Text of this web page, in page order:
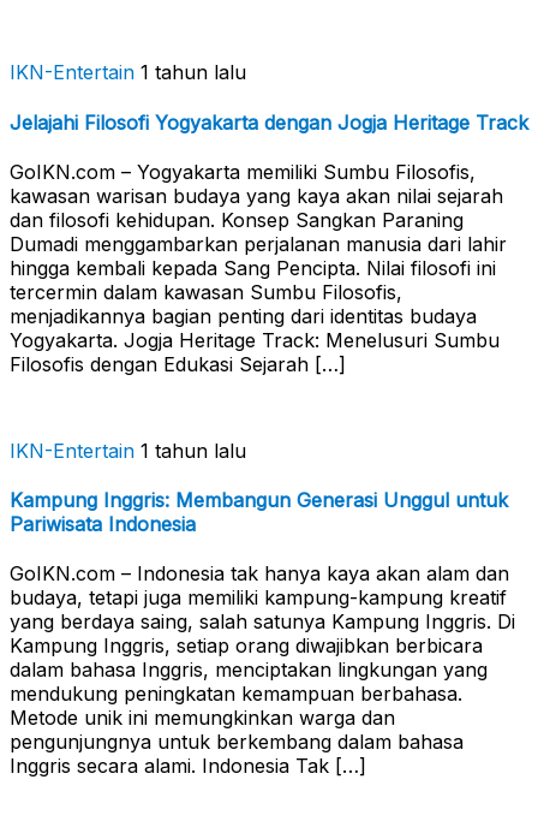
IKN-Entertain 1 tahun lalu
Jelajahi Filosofi Yogyakarta dengan Jogja Heritage Track
GoIKN.com – Yogyakarta memiliki Sumbu Filosofis,
kawasan warisan budaya yang kaya akan nilai sejarah
dan filosofi kehidupan. Konsep Sangkan Paraning
Dumadi menggambarkan perjalanan manusia dari lahir
hingga kembali kepada Sang Pencipta. Nilai filosofi ini
tercermin dalam kawasan Sumbu Filosofis,
menjadikannya bagian penting dari identitas budaya
Yogyakarta. Jogja Heritage Track: Menelusuri Sumbu
Filosofis dengan Edukasi Sejarah […]
IKN-Entertain 1 tahun lalu
Kampung Inggris: Membangun Generasi Unggul untuk
Pariwisata Indonesia
GoIKN.com – Indonesia tak hanya kaya akan alam dan
budaya, tetapi juga memiliki kampung-kampung kreatif
yang berdaya saing, salah satunya Kampung Inggris. Di
Kampung Inggris, setiap orang diwajibkan berbicara
dalam bahasa Inggris, menciptakan lingkungan yang
mendukung peningkatan kemampuan berbahasa.
Metode unik ini memungkinkan warga dan
pengunjungnya untuk berkembang dalam bahasa
Inggris secara alami. Indonesia Tak […]